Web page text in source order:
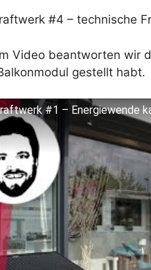
#4 – technische
Video beantworten wir
gestellt habt.
#1 – Energiewende
auf YouTube ansehen